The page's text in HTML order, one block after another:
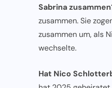
Sabrina
zusammen. Sie
zusammen um, als
wechselte.
Hat Nico